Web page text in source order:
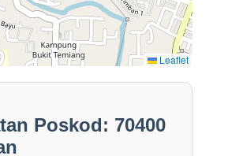
Leaflet
Poskod: 70400